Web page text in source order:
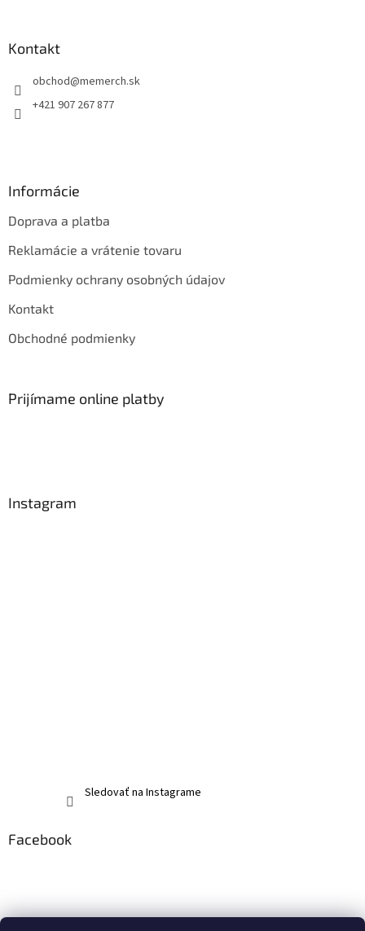
Kontakt
obchod@memerch.sk
+421 907 267 877
Informácie
Doprava a platba
Reklamácie a vrátenie tovaru
Podmienky ochrany osobných údajov
Kontakt
Obchodné podmienky
Prijímame online platby
Instagram
Sledovať na Instagrame
Facebook